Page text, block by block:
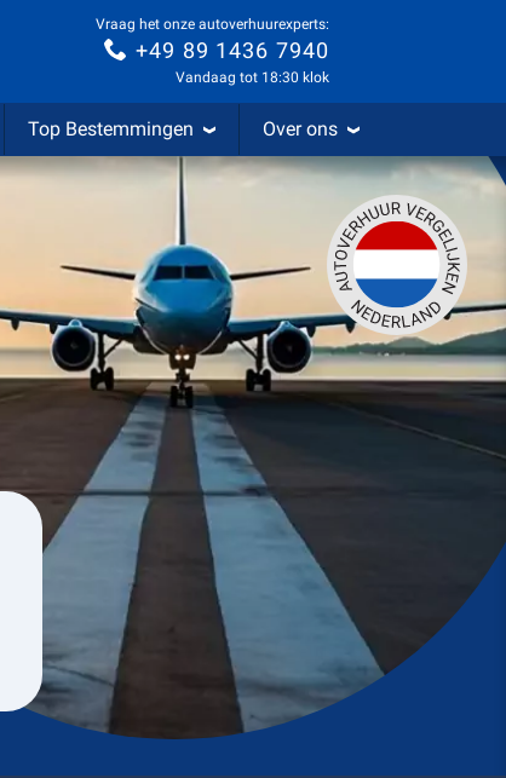
Vraag het onze autoverhuurexperts:
+49 89 1436 7940
Vandaag tot 18:30 klok
Top Bestemmingen Over ons